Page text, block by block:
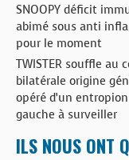
SNOOPY déficit
abimé sous anti
pour le moment
TWISTER souffle
bilatérale origine
opéré d’un
gauche à surveiller
ILS NOUS ONT